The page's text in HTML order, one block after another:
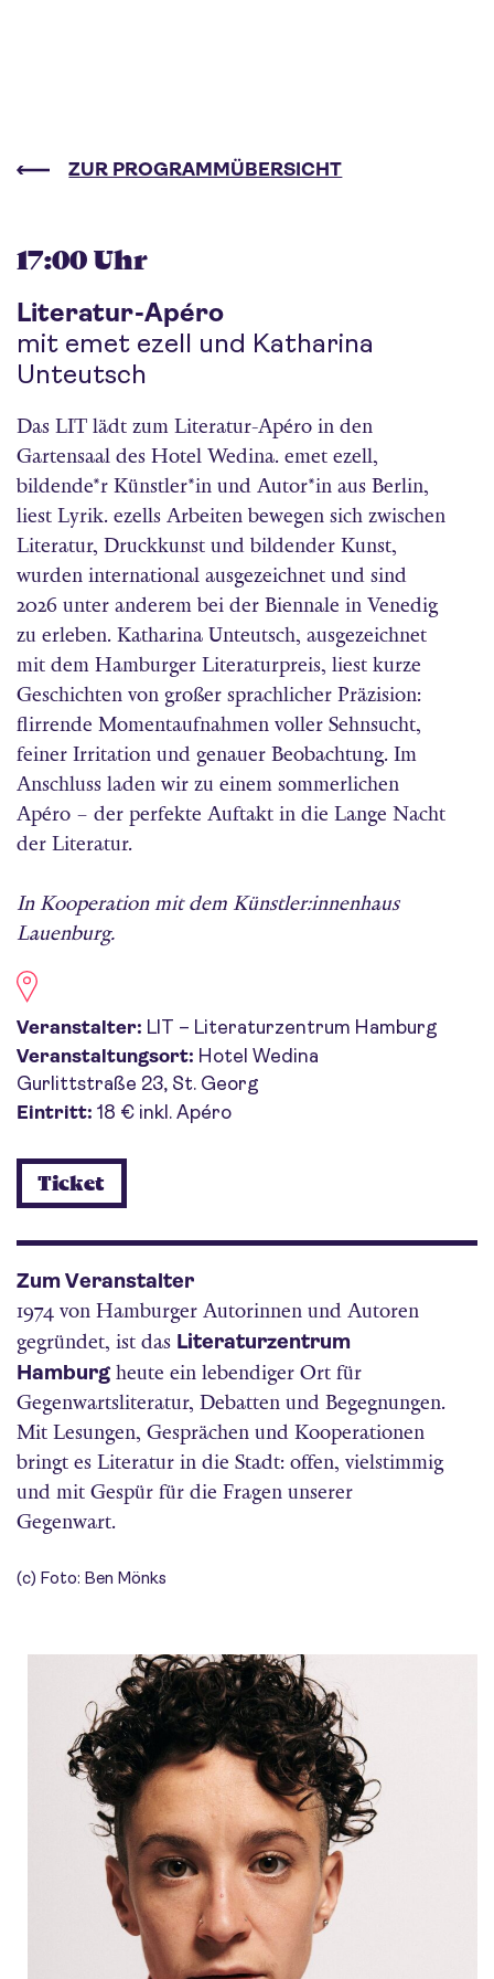
ZUR PROGRAMMÜBERSICHT
17:00 Uhr
Literatur-Apéro
mit emet ezell und Katharina
Unteutsch
Das LIT lädt zum Literatur-Apéro in den
Gartensaal des Hotel Wedina. emet ezell,
bildende*r Künstler*in und Autor*in aus Berlin,
liest Lyrik. ezells Arbeiten bewegen sich zwischen
Literatur, Druckkunst und bildender Kunst,
wurden international ausgezeichnet und sind
2026 unter anderem bei der Biennale in Venedig
zu erleben. Katharina Unteutsch, ausgezeichnet
mit dem Hamburger Literaturpreis, liest kurze
Geschichten von großer sprachlicher Präzision:
flirrende Momentaufnahmen voller Sehnsucht,
feiner Irritation und genauer Beobachtung. Im
Anschluss laden wir zu einem sommerlichen
Apéro – der perfekte Auftakt in die Lange Nacht
der Literatur.
In Kooperation mit dem Künstler:innenhaus
Lauenburg.
Veranstalter: LIT – Literaturzentrum Hamburg
Veranstaltungsort: Hotel Wedina
Gurlittstraße 23, St. Georg
Eintritt: 18 € inkl. Apéro
Ticket
Zum Veranstalter
1974 von Hamburger Autorinnen und Autoren
gegründet, ist das Literaturzentrum
Hamburgheute ein lebendiger Ort für
Gegenwartsliteratur, Debatten und Begegnungen.
Mit Lesungen, Gesprächen und Kooperationen
bringt es Literatur in die Stadt: offen, vielstimmig
und mit Gespür für die Fragen unserer
Gegenwart.
(c) Foto: Ben Mönks